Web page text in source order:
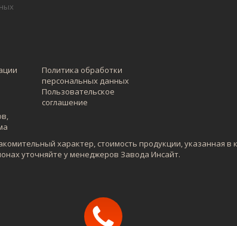
Политика обработки
персональных данных
Пользовательское
соглашение
характер, стоимость продукции, указанная в
уточняйте у менеджеров Завода Инсайт.